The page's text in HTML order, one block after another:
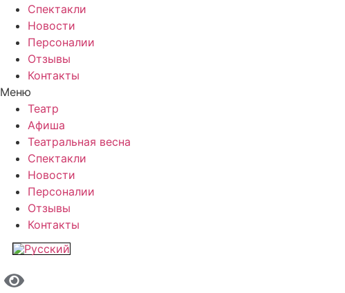
Спектакли
Новости
Персоналии
Отзывы
Контакты
Меню
Театр
Афиша
Театральная весна
Спектакли
Новости
Персоналии
Отзывы
Контакты